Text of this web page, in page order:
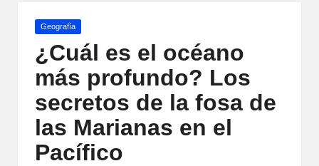
Publicada
Geografía
¿Cuál es el océano
más profundo? Los
secretos de la fosa de
las Marianas en el
Pacífico